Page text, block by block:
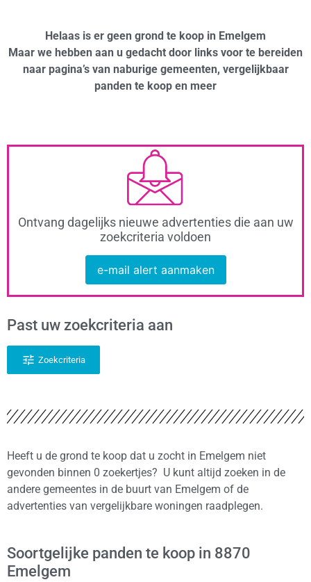
Helaas is er geen grond te koop in Emelgem
Maar we hebben aan u gedacht door links voor te bereiden
naar pagina’s van naburige gemeenten, vergelijkbaar
panden te koop en meer
Ontvang dagelijks nieuwe advertenties die aan uw
zoekcriteria voldoen
e-mail alert aanmaken
Past uw zoekcriteria aan
Zoekcriteria
Heeft u de grond te koop dat u zocht in Emelgem niet
gevonden binnen 0 zoekertjes? U kunt altijd zoeken in de
andere gemeentes in de buurt van Emelgem of de
advertenties van vergelijkbare woningen raadplegen.
Soortgelijke panden te koop in 8870
Emelgem